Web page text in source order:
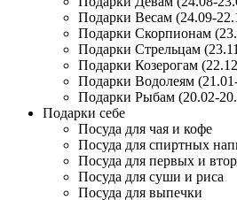
Подарки Весам (24.09-
Подарки Скорпионам
Подарки Стрельцам
Подарки Козерогам
Подарки Водолеям
Подарки Рыбам (20.02-
Подарки себе
Посуда для чая и кофе
Посуда для спиртных
Посуда для первых и
Посуда для суши и риса
Посуда для выпечки